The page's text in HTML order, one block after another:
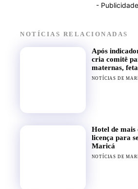
-
NOTÍCIAS RELACIONADAS
Após
cria comitê
maternas,
NOTÍCIAS DE
Hotel de mais
licença para
Maricá
NOTÍCIAS DE